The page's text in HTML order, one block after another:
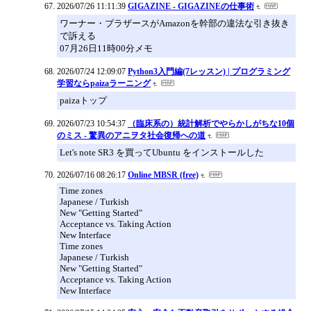
2026/07/26 11:11:39 GIGAZINE - GIGAZINEの仕事術
ワーナー・ブラザースがAmazonを幹部の違法な引き抜き
で訴える
07月26日11時00分メモ
2026/07/24 12:09:07 Python3入門編(7レッスン) | プログラミング
学習ならpaizaラーニング
paizaトップ
2026/07/23 10:54:37
（臨床系の）統計解析でやらかしがちな10個
のミス - 驚異のアニヲタ社会復帰への道
Let's note SR3 を買ってUbuntu をインストールした
2026/07/16 08:26:17 Online MBSR (free)
Time zones
Japanese / Turkish
New "Getting Started"
Acceptance vs. Taking Action
New Interface
Time zones
Japanese / Turkish
New "Getting Started"
Acceptance vs. Taking Action
New Interface